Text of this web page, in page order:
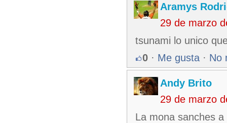
Aramys
29 de marzo
tsunami lo unico
0 · Me gusta · No
Andy Brito
29 de marzo
La mona sanches